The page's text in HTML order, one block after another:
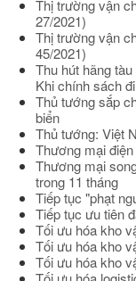
Thị trường vận
27/2021)
Thị trường vận
45/2021)
Thu hút hãng
Khi chính sách
Thủ tướng sắp
biển
Thủ tướng: Việt
Thương mại
Thương mại
trong 11 tháng
Tiếp tục "phạt
Tiếp tục ưu tiên
Tối ưu hóa kho
Tối ưu hóa kho
Tối ưu hóa kho